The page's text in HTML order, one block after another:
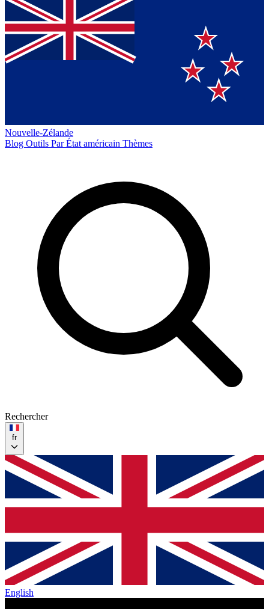
Nouvelle-Zélande
Blog Outils Par État américain Thèmes
Rechercher
fr
English